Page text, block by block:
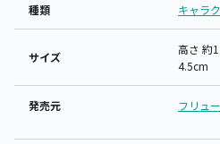
種類 キャラ
サイズ
高さ 約
4.5cm
発売元 フリュー